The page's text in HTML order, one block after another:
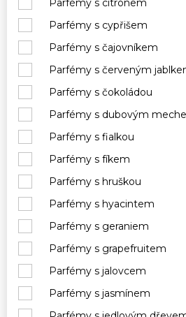
Parfémy s citrónem
Parfémy s cypřišem
Parfémy s čajovníkem
Parfémy s červeným
Parfémy s čokoládou
Parfémy s dubovým
Parfémy s fialkou
Parfémy s fíkem
Parfémy s hruškou
Parfémy s hyacintem
Parfémy s geraniem
Parfémy s grapefruitem
Parfémy s jalovcem
Parfémy s jasmínem